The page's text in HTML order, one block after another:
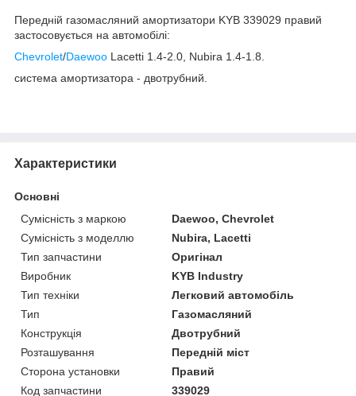
Передній газомасляний амортизатори KYB 339029 правий
застосовується на автомобілі:
Chevrolet/Daewoo Lacetti 1.4-2.0, Nubira 1.4-1.8.
система амортизатора - двотрубний.
Характеристики
Основні
Сумісність з маркою
Daewoo, Chevrolet
Сумісність з моделлю
Nubira, Lacetti
Тип запчастини
Оригінал
Виробник
KYB Industry
Тип техніки
Легковий автомобіль
Тип
Газомасляний
Конструкція
Двотрубний
Розташування
Передній міст
Сторона установки
Правий
Код запчастини
339029